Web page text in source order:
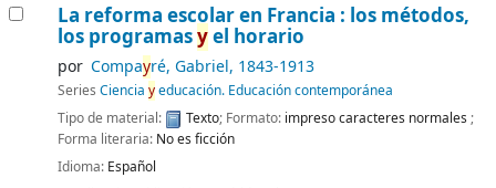
La reforma escolar en Francia : los métodos,
los programasyel horario
por Compayré, Gabriel, 1843-1913
Series Ciencia yeducación. Educación contemporánea
Tipo de material:
Texto; Formato: impreso caracteres normales ;
Forma literaria: No es ficción
Idioma: Español